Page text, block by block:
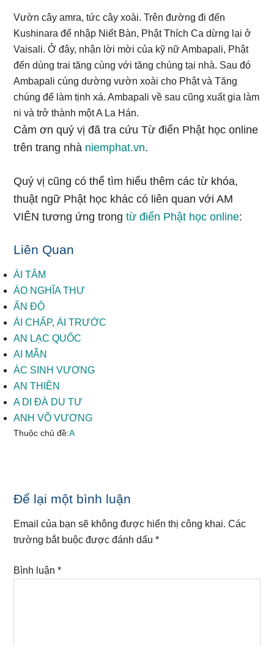
Vườn cây amra, tức cây xoài. Trên đường đi đến
Kushinara để nhập Niết Bàn, Phật Thích Ca dừng lại ở
Vaisali. Ở đây, nhận lời mời của kỹ nữ Ambapali, Phật
đến dùng trai tăng cùng với tăng chúng tại nhà. Sau đó
Ambapali cúng dường vườn xoài cho Phật và Tăng
chúng để làm tịnh xá. Ambapali về sau cũng xuất gia làm
ni và trở thành một A La Hán.
Cảm ơn quý vị đã tra cứu Từ điển Phật học online
trên trang nhà niemphat.vn.
Quý vị cũng có thể tìm hiểu thêm các từ khóa,
thuật ngữ Phật học khác có liên quan với AM
VIÊN tương ứng trongtừ điển Phật học online:
Liên Quan
ÁI TÂM
ÁO NGHĨA THƯ
ẤN ĐỘ
ÁI CHẤP, ÁI TRƯỚC
AN LẠC QUỐC
AI MẪN
ÁC SINH VƯƠNG
AN THIỀN
A DI ĐÀ DU TƯ
ANH VÕ VƯƠNG
Thuộc chủ đề:A
Reader
Interactions
Để lại một bình luận
Email của bạn sẽ không được hiển thị công khai. Các
trường bắt buộc được đánh dấu*
Bình luận*